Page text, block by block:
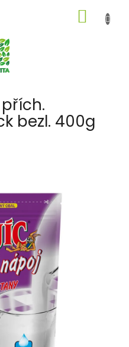
KOŠÍK
bezl. 400g